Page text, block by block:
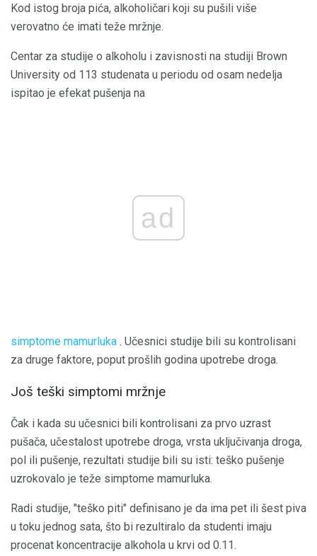
Kod istog broja pića, alkoholičari koji su pušili više
verovatno će imati teže mržnje.
Centar za studije o alkoholu i zavisnosti na studiji Brown
University od 113 studenata u periodu od osam nedelja
ispitao je efekat pušenja na
ad
simptome mamurluka . Učesnici studije bili su kontrolisani
za druge faktore, poput prošlih godina upotrebe droga.
Još teški simptomi mržnje
Čak i kada su učesnici bili kontrolisani za prvo uzrast
pušača, učestalost upotrebe droga, vrsta uključivanja droga,
pol ili pušenje, rezultati studije bili su isti: teško pušenje
uzrokovalo je teže simptome mamurluka.
Radi studije, "teško piti" definisano je da ima pet ili šest piva
u toku jednog sata, što bi rezultiralo da studenti imaju
procenat koncentracije alkohola u krvi od 0.11.